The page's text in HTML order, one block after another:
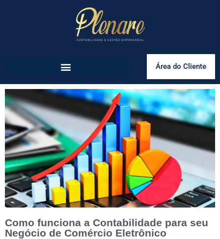
Área do Cliente
Como funciona a Contabilidade para seu
Negócio de Comércio Eletrônico